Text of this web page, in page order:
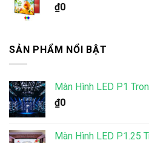
₫0
SẢN PHẨM NỔI BẬT
Màn Hình LED P1
₫0
Màn Hình LED P1.25